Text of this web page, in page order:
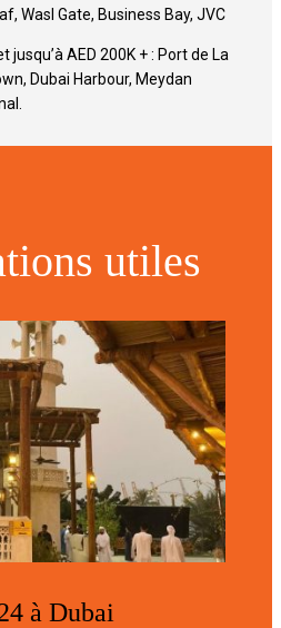
Wasl Gate, Business Bay, JVC
jusqu’à AED 200K + : Port de La
Dubai Harbour, Meydan
utiles
à Dubai